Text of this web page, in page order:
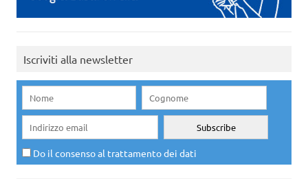
Iscriviti alla newsletter
Do il consenso al trattamento dei dati